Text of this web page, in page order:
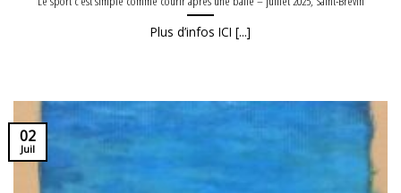
Plus d’infos ICI [...]
02
Juil